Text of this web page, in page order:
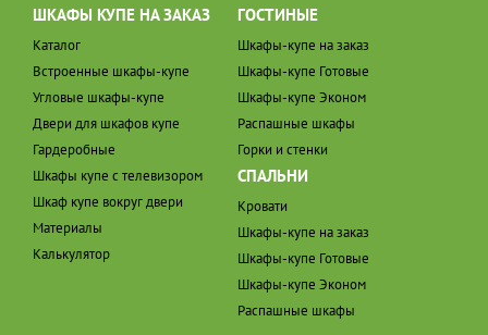
ШКАФЫ КУПЕ НА ЗАКАЗ
Каталог
Встроенные шкафы-купе
Угловые шкафы-купе
Двери для шкафов купе
Гардеробные
Шкафы купе с телевизором
Шкаф купе вокруг двери
Материалы
Калькулятор
ГОСТИНЫЕ
Шкафы-купе на заказ
Шкафы-купе Готовые
Шкафы-купе Эконом
Распашные шкафы
Горки и стенки
СПАЛЬНИ
Кровати
Шкафы-купе на заказ
Шкафы-купе Готовые
Шкафы-купе Эконом
Распашные шкафы